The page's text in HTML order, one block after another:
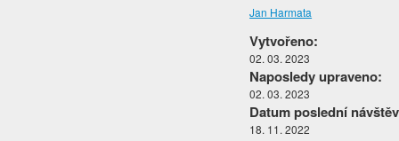
Jan Harmata
Vytvořeno:
02. 03. 2023
Naposledy upraveno:
02. 03. 2023
Datum poslední
18. 11. 2022